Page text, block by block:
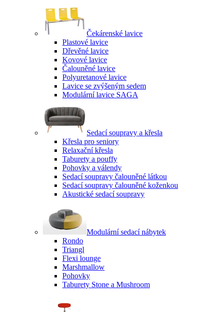
Čekárenské lavice
Plastové lavice
Dřevěné lavice
Kovové lavice
Čalouněné lavice
Polyuretanové lavice
Lavice se zvýšeným sedem
Modulární lavice SAGA
Sedací soupravy a křesla
Křesla pro seniory
Relaxační křesla
Taburety a pouffy
Pohovky a válendy
Sedací soupravy čalouněné látkou
Sedací soupravy čalouněné koženkou
Akustické sedací soupravy
Modulární sedací nábytek
Rondo
Triangl
Flexi lounge
Marshmallow
Pohovky
Taburety Stone a Mushroom